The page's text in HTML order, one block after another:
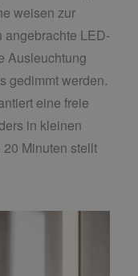
weisen zur
angebrachte LED-
Ausleuchtung
gedimmt werden.
eine freie
in kleinen
Minuten stellt